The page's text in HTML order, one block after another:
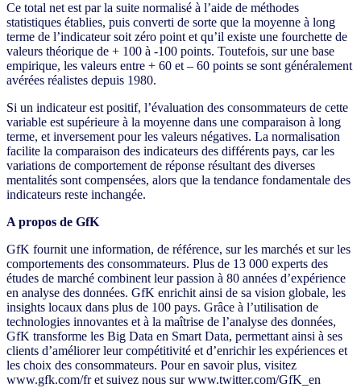
Ce total net est par la suite normalisé à l’aide de méthodes
statistiques établies, puis converti de sorte que la moyenne à long
terme de l’indicateur soit zéro point et qu’il existe une fourchette de
valeurs théorique de + 100 à -100 points. Toutefois, sur une base
empirique, les valeurs entre + 60 et – 60 points se sont généralement
avérées réalistes depuis 1980.
Si un indicateur est positif, l’évaluation des consommateurs de cette
variable est supérieure à la moyenne dans une comparaison à long
terme, et inversement pour les valeurs négatives. La normalisation
facilite la comparaison des indicateurs des différents pays, car les
variations de comportement de réponse résultant des diverses
mentalités sont compensées, alors que la tendance fondamentale des
indicateurs reste inchangée.
A propos de GfK
GfK fournit une information, de référence, sur les marchés et sur les
comportements des consommateurs. Plus de 13 000 experts des
études de marché combinent leur passion à 80 années d’expérience
en analyse des données. GfK enrichit ainsi de sa vision globale, les
insights locaux dans plus de 100 pays. Grâce à l’utilisation de
technologies innovantes et à la maîtrise de l’analyse des données,
GfK transforme les Big Data en Smart Data, permettant ainsi à ses
clients d’améliorer leur compétitivité et d’enrichir les expériences et
les choix des consommateurs. Pour en savoir plus, visitez
www.gfk.com/fr et suivez nous sur www.twitter.com/GfK_en